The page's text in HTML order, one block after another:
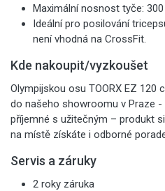
Maximální nosnost tyče: 300
Ideální pro posilování
není vhodná na CrossFit.
Kde nakoupit/vyzkoušet
Olympijskou osu TOORX EZ 120
do našeho showroomu v Praze
příjemné s užitečným – produkt
na místě získáte i odborné
Servis a záruky
2 roky záruka